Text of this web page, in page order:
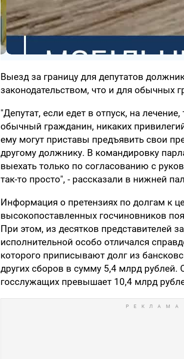
Выезд за границу для депутатов
законодательством, что и для обычных
"Депутат, если едет в отпуск, на
обычный гражданин, никаких
ему могут приставы предъявить свои
другому должнику. В командировку
выехать только по согласованию с
так-то просто", - рассказали в нижней
Информация о претензиях по долгам к
высокопоставленных госчиновников
При этом, из десятков представителей
исполнительной особо отличался
которого приписывают долг из
других сборов в сумму 5,4 млрд
госслужащих превышает 10,4 млрд